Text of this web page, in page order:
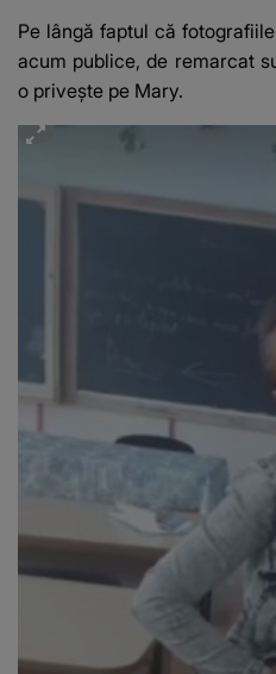
Pe lângă faptul că
acum publice, de remarcat
o privește pe Mary.